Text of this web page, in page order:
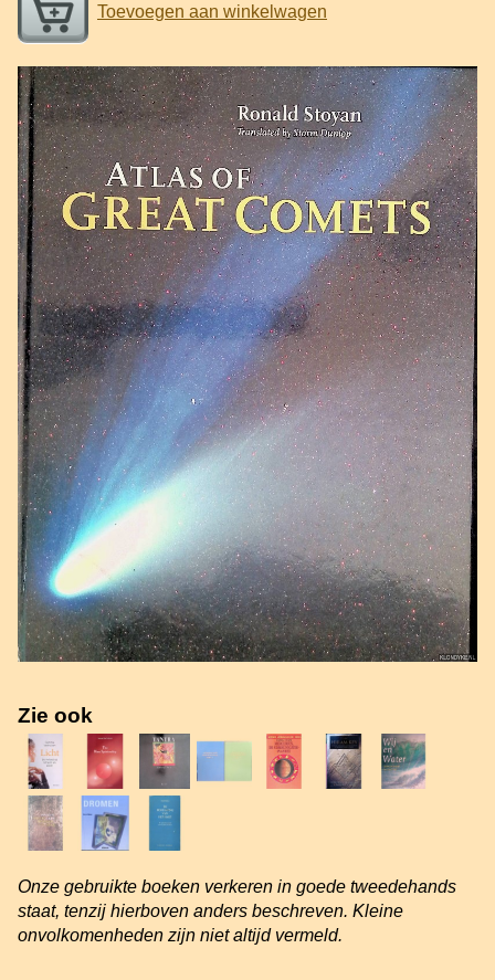
Toevoegen aan winkelwagen
Zie ook
Onze gebruikte boeken verkeren in goede tweedehands
staat, tenzij hierboven anders beschreven. Kleine
onvolkomenheden zijn niet altijd vermeld.